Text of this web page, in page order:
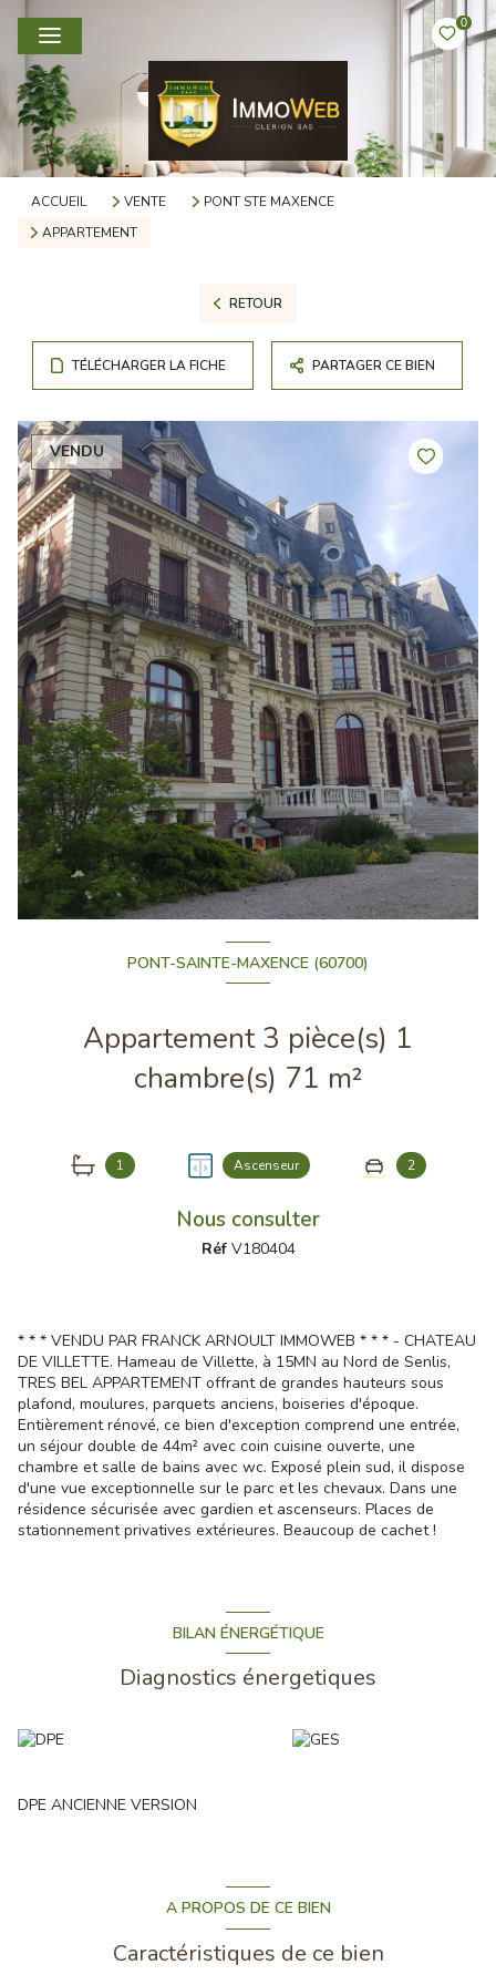
0
ACCUEIL VENTE
PONT STE MAXENCE
APPARTEMENT
RETOUR
TÉLÉCHARGER LA FICHE PARTAGER CE BIEN
VENDU
PONT-SAINTE-MAXENCE (60700)
Appartement 3 pièce(s) 1
chambre(s) 71 m²
1 Ascenseur 2
Nous consulter
Réf V180404
* * * VENDU PAR FRANCK ARNOULT IMMOWEB * * * - CHATEAU
DE VILLETTE. Hameau de Villette, à 15MN au Nord de Senlis,
TRES BEL APPARTEMENT offrant de grandes hauteurs sous
plafond, moulures, parquets anciens, boiseries d'époque.
Entièrement rénové, ce bien d'exception comprend une entrée,
un séjour double de 44m² avec coin cuisine ouverte, une
chambre et salle de bains avec wc. Exposé plein sud, il dispose
d'une vue exceptionnelle sur le parc et les chevaux. Dans une
résidence sécurisée avec gardien et ascenseurs. Places de
stationnement privatives extérieures. Beaucoup de cachet !
BILAN ÉNERGÉTIQUE
Diagnostics énergetiques
DPE ANCIENNE VERSION
A PROPOS DE CE BIEN
Caractéristiques de ce bien